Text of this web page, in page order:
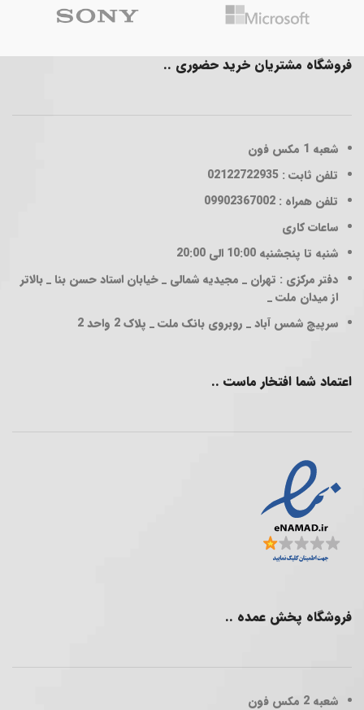
فروشگاه مشتریان خرید حضوری ..
شعبه 1
مکس فون
تلفن ثابت : 02122722935
تلفن همراه : 09902367002
ساعات کاری
شنبه تا پنجشنبه 10:00 الی 20:00
دفتر مرکزی : تهران _ مجیدیه شمالی _ خیابان استاد حسن بنا _ بالاتر
از میدان ملت _
سرپیچ شمس آباد _ روبروی بانک ملت _ پلاک 2 واحد 2
اعتماد شما افتخار ماست ..
فروشگاه پخش عمده ..
شعبه 2 مکس فون